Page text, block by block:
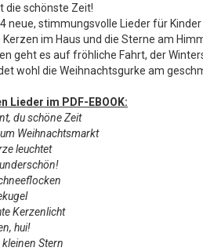
die schönste Zeit!
neue, stimmungsvolle Lieder für
Kerzen im Haus und die Sterne am
geht es auf fröhliche Fahrt, der
wohl die Weihnachtsgurke am
Lieder im PDF-EBOOK:
du schöne Zeit
Weihnachtsmarkt
leuchtet
Kerzenlicht
hui!
Stern